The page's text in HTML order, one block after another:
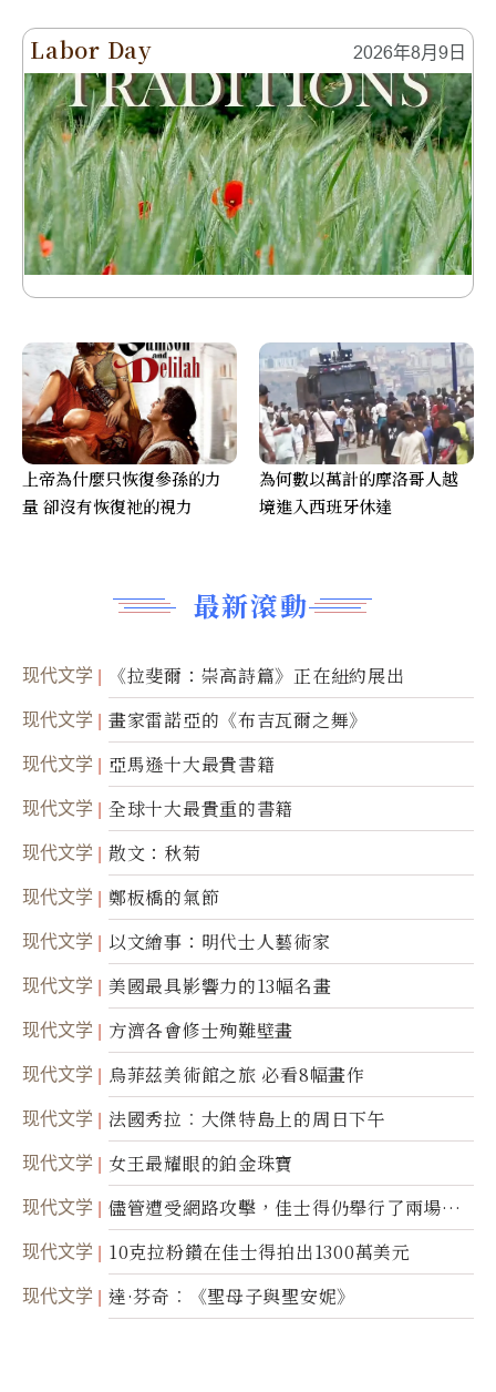
Labor Day 2026年8月9日
最新滾動
现代文学 《拉斐爾：崇高詩篇》正在紐約展出
现代文学 畫家雷諾亞的《布吉瓦爾之舞》
现代文学 亞馬遜十大最貴書籍
现代文学 全球十大最貴重的書籍
现代文学 散文：秋菊
现代文学 鄭板橋的氣節
现代文学 以文繪事：明代士人藝術家
现代文学 美國最具影響力的13幅名畫
现代文学 方濟各會修士殉難壁畫
现代文学 烏菲茲美術館之旅 必看8幅畫作
现代文学 法國秀拉︰大傑特島上的周日下午
现代文学 女王最耀眼的鉑金珠寶
现代文学
儘管遭受網路攻擊，佳士得仍舉行了兩場拍
賣
现代文学 10克拉粉鑽在佳士得拍出1300萬美元
现代文学 達·芬奇︰《聖母子與聖安妮》
上帝為什麼只恢復參孫的力
量 卻沒有恢復祂的視力
為何數以萬計的摩洛哥人越
境進入西班牙休達